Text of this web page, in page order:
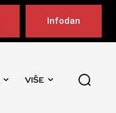
Infodan
VIŠE